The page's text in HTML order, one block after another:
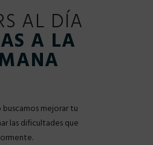
AL DÍA
A LA
mejorar tu
las dificultades que